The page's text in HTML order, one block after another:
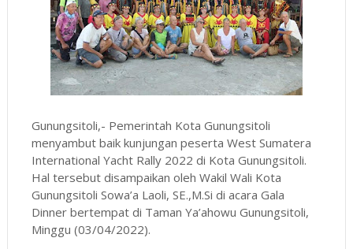
Gunungsitoli,- Pemerintah Kota Gunungsitoli
menyambut baik kunjungan peserta West Sumatera
International Yacht Rally 2022 di Kota Gunungsitoli.
Hal tersebut disampaikan oleh Wakil Wali Kota
Gunungsitoli Sowa’a Laoli, SE.,M.Si di acara Gala
Dinner bertempat di Taman Ya’ahowu Gunungsitoli,
Minggu (03/04/2022).